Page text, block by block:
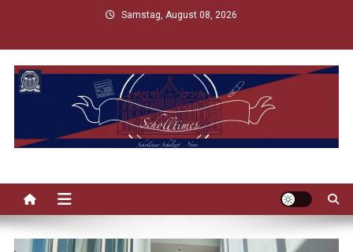
content
Samstag, August 08, 2026